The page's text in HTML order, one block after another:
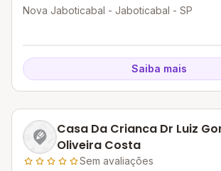
Nova Jaboticabal - Jaboticabal - SP
Saiba mais
Casa Da Crianca Dr Luiz
Oliveira Costa
Sem avaliações